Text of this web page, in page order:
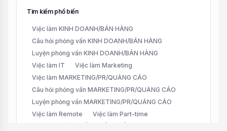
Tìm kiếm phổ biến
Việc làm KINH DOANH/BÁN HÀNG
Câu hỏi phỏng vấn KINH DOANH/BÁN HÀNG
Luyện phỏng vấn KINH DOANH/BÁN HÀNG
Việc làm IT
Việc làm Marketing
Việc làm MARKETING/PR/QUẢNG CÁO
Câu hỏi phỏng vấn MARKETING/PR/QUẢNG CÁO
Luyện phỏng vấn MARKETING/PR/QUẢNG CÁO
Việc làm Remote
Việc làm Part-time